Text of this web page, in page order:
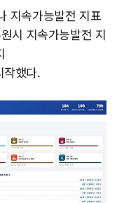
지속가능발전 지표
시 지속가능발전 지
했다.